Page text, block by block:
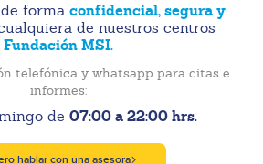
forma confidencial, segura y
de nuestros centros
Fundación MSI.
telefónica y whatsapp para citas e
informes:
de 07:00 a 22:00 hrs.
hablar con una asesora